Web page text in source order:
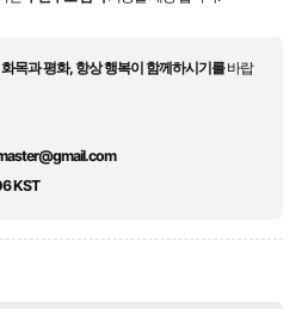
목과 평화, 항상 행복이 함께하시기를바랍
KST